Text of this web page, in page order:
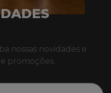
nossas novidades e
promoções.